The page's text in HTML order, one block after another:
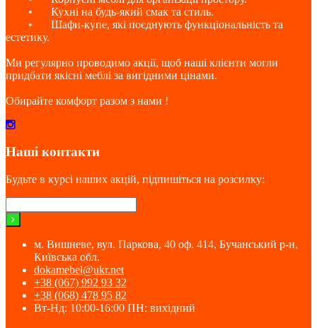
•
Кухні на будь-який смак та стиль.
•
Шафи-купе, які поєднують функціональність та
естетику.
Ми регулярно проводимо акції, щоб наші клієнти могли
придбати якісні меблі за вигідними цінами.
Обирайте комфорт разом з нами !
Наші контакти
Будьте в курсі наших акцій, підпишіться на розсилку:
м. Вишневе, вул. Паркова, 40 оф. 414, Бучанський р-н,
Київська обл.
dokamebel@ukr.net
+38 (067) 992 93 32
+38 (068) 478 95 82
Вт-Нд: 10:00-16:00 ПН: вихідний